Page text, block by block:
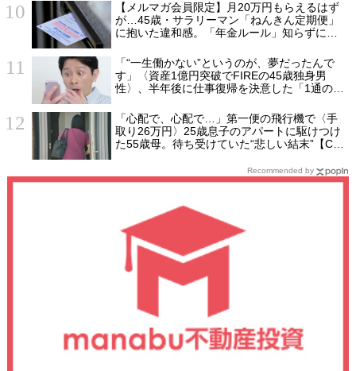
【メルマガ会員限定】月20万円もらえるはず
が…45歳・サラリーマン「ねんきん定期便」
に抱いた違和感。「年金ルール」知らずにそ
額に唖然「何かの間違いでは？」
「“一生働かない”というのが、夢だったんで
す」〈資産1億円突破でFIREの45歳独身男
性〉、半年後に仕事復帰を決意した「1通の通
「心配で、心配で…」第一便の飛行機で〈手
取り26万円〉25歳息子のアパートに駆けつけ
た55歳母。待ち受けていた“悲しい結末”【CFP
Recommended by